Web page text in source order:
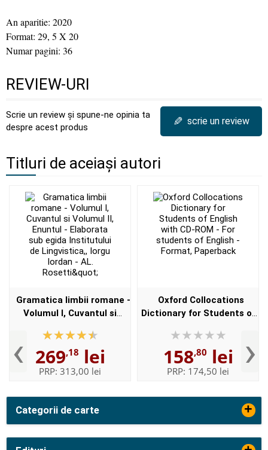
Categorii de carte +
An aparitie: 2020
Format: 29, 5 X 20
Numar pagini: 36
REVIEW-URI
Scrie un review și spune-ne opinia ta
despre acest produs
✎ scrie un review
Titluri de aceiași autori
‹
Gramatica limbii romane -
Volumul I, Cuvantul si
Elaborata sub egida
Institutului de
Lingvistica,,...
269,18 lei
PRP: 313,00 lei
Oxford Collocations
Dictionary for Students of
students of English -
Format, Paperback
158,80 lei
PRP: 174,50 lei ›